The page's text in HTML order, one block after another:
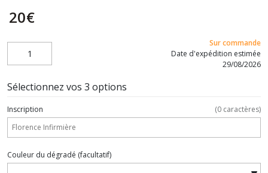
20€
Sur commande
Date d'expédition estimée
29/08/2026
Sélectionnez vos 3 options
Inscription (0 caractères)
Couleur du dégradé (facultatif)